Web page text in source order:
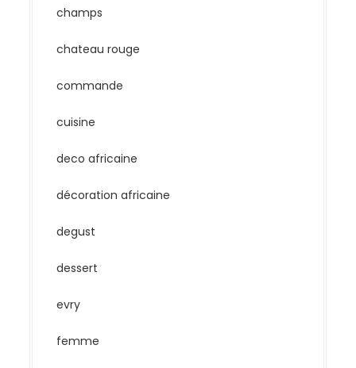
champs
chateau rouge
commande
cuisine
deco africaine
décoration africaine
degust
dessert
evry
femme